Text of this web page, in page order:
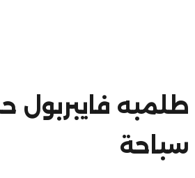
طلمبه فايبربول
سباحة